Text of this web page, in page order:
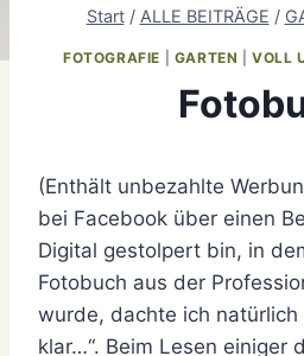
Start / ALLE BEITRÄGE /
FOTOGRAFIE GARTEN |VOLL
(Enthält unbezahlte
bei Facebook über einen
Digital gestolpert bin, in
Fotobuch aus der
wurde, dachte ich natürlich
klar…“. Beim Lesen einiger